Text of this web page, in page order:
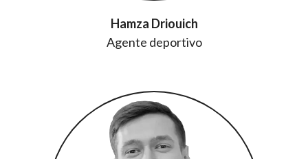
Hamza Driouich
Agente deportivo